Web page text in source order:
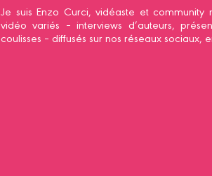
Je suis Enzo Curci, vidéaste et
vidéo variés – interviews d’auteurs,
coulisses – diffusés sur nos réseaux